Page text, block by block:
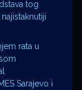
tog
rata u
Sarajevo i